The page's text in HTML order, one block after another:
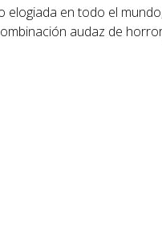
en todo el
audaz de